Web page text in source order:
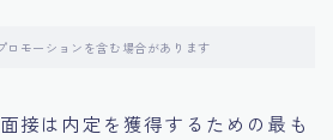
ロモーションを含む場合があります
接は内定を獲得するための最も